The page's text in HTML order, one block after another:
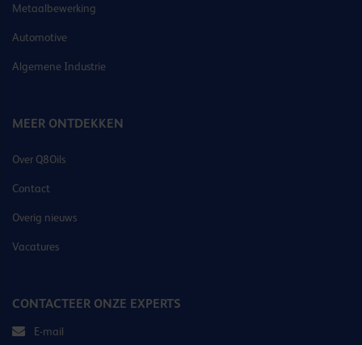
Metaalbewerking
Automotive
Algemene Industrie
MEER ONTDEKKEN
Over Q8Oils
Contact
Overig nieuws
Vacatures
CONTACTEER ONZE EXPERTS
E-mail